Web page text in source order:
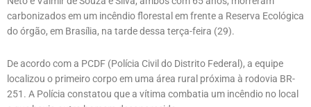
carbonizados em um incêndio florestal em frente a Reserva Ecológica
do órgão, em Brasília, na tarde dessa terça-feira (29).
De acordo com a PCDF (Polícia Civil do Distrito Federal), a equipe
localizou o primeiro corpo em uma área rural próxima à rodovia BR-
251. A Polícia constatou que a vítima combatia um incêndio no local